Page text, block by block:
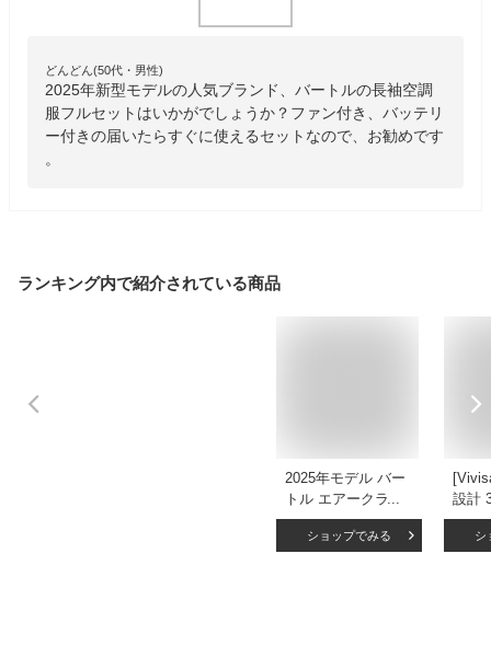
どんどん(50代・男性)
2025年新型モデルの人気ブランド、バートルの長袖空調
服フルセットはいかがでしょうか？ファン付き、バッテリ
ー付きの届いたらすぐに使えるセットなので、お勧めです
。
ランキング内で紹介されている商品
2025年モデル バー
トル エアークラフ
ト 24V リチウムイ
オンバッテリ−
ショップでみる
設計
体感-
業服
シ